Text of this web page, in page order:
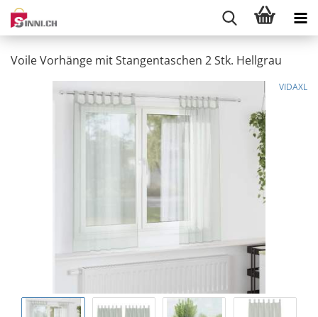
Voile Vorhänge mit Stangentaschen 2 Stk. Hellgrau
VIDAXL